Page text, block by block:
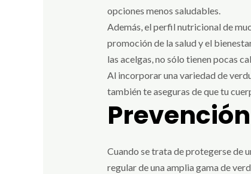
opciones menos saludables.
Además, el perfil nutricional de
promoción de la salud y el
las acelgas, no sólo tienen pocas
Al incorporar una variedad de
también te aseguras de que tu
Cuando se trata de protegerse de
regular de una amplia gama de